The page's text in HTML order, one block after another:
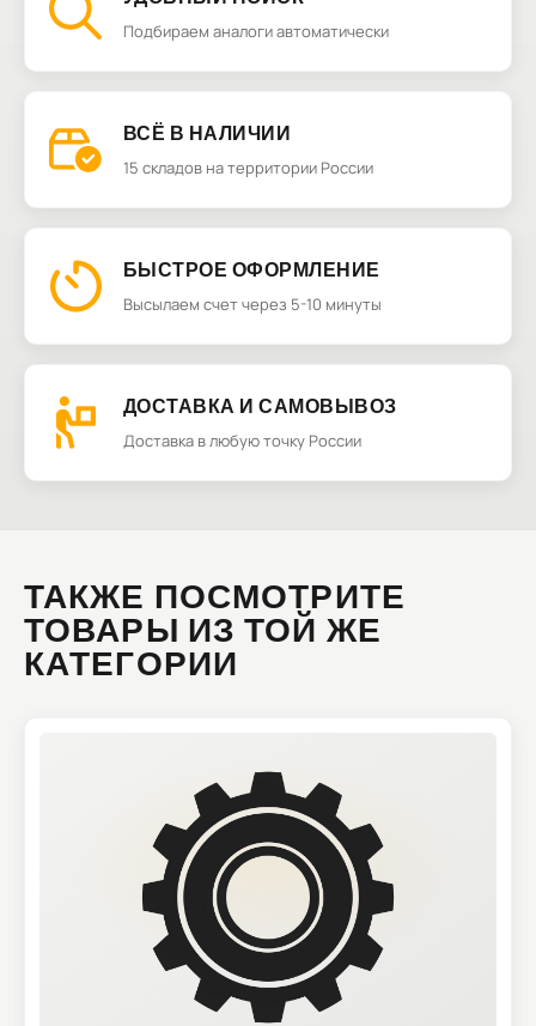
Подбираем аналоги автоматически
ВСЁ В НАЛИЧИИ
15 складов на территории России
БЫСТРОЕ ОФОРМЛЕНИЕ
Высылаем счет через 5-10 минуты
ДОСТАВКА И САМОВЫВОЗ
Доставка в любую точку России
ТАКЖЕ ПОСМОТРИТЕ
ТОВАРЫ ИЗ ТОЙ ЖЕ
КАТЕГОРИИ